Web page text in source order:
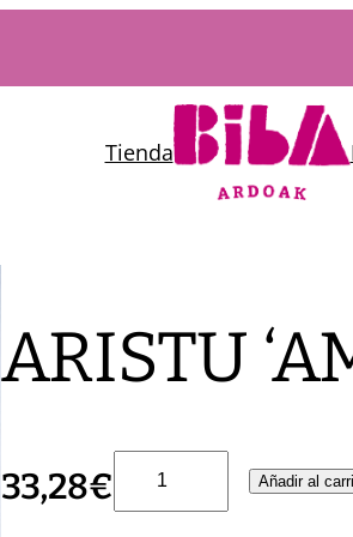
Tienda
ARISTU
33,28€ Añadir al